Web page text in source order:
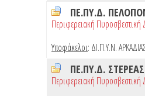
ΠΕ.ΠΥ.Δ.
Περιφερειακή
Υποφάκελοι: ΔΙ.Π.Υ.Ν. ΑΡΚΑΔΙΑΣ
ΠΕ.ΠΥ.Δ.
Περιφερειακή Πυροσβεστική